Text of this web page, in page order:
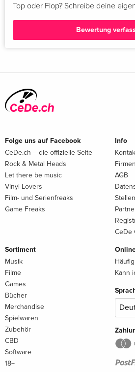
Top oder Flop? Schreibe deine
Bewertung
Folge uns auf Facebook
CeDe.ch – die offizielle Seite
Rock & Metal Heads
Let there be music
Vinyl Lovers
Film- und Serienfreaks
Game Freaks
Info
AGB
CeDe
Sortiment
Musik
Filme
Games
Bücher
Merchandise
Spielwaren
Zubehör
CBD
Software
18+
Kann